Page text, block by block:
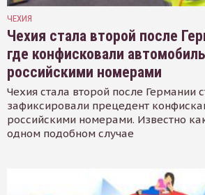
ЧЕХИЯ
Чехия стала второй после
где конфисковали
российскими номерами
Чехия стала второй после Германии
зафиксировали прецедент
российскими номерами. Известно
одном подобном случае